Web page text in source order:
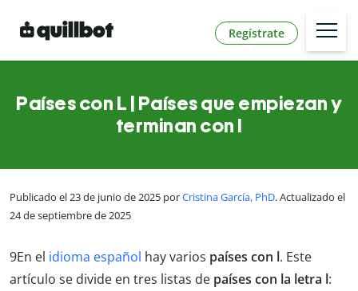
Regístrate
Países con L | Países que empiezan y
terminan con l
Publicado el 23 de junio de 2025 porCristina García, PhD. Actualizado el
24 de septiembre de 2025
9En el idioma español hay varios países con l. Este
artículo se divide en tres listas de países con la letra l: